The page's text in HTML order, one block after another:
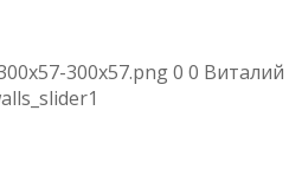
300x57.png0 0 Виталий